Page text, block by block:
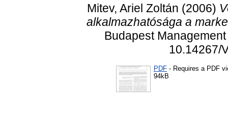
Mitev, Ariel Zoltán (2006)
alkalmazhatósága a
Budapest
10.14267/
PDF - Requires a PDF
94kB